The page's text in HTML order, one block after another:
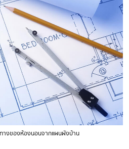
างของห้องนอนจากแผนผังบ้าน